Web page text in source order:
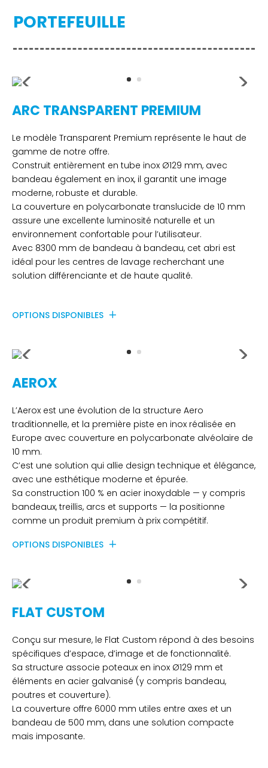
PORTEFEUILLE
ARC TRANSPARENT PREMIUM
Le modèle Transparent Premium représente le haut de
gamme de notre offre.
Construit entièrement en tube inox Ø129 mm, avec
bandeau également en inox, il garantit une image
moderne, robuste et durable.
La couverture en polycarbonate translucide de 10 mm
assure une excellente luminosité naturelle et un
environnement confortable pour l’utilisateur.
Avec 8300 mm de bandeau à bandeau, cet abri est
idéal pour les centres de lavage recherchant une
solution différenciante et de haute qualité.
OPTIONS DISPONIBLES
AEROX
L’Aerox est une évolution de la structure Aero
traditionnelle, et la première piste en inox réalisée en
Europe avec couverture en polycarbonate alvéolaire de
10 mm.
C’est une solution qui allie design technique et élégance,
avec une esthétique moderne et épurée.
Sa construction 100 % en acier inoxydable — y compris
bandeaux, treillis, arcs et supports — la positionne
comme un produit premium à prix compétitif.
OPTIONS DISPONIBLES
FLAT CUSTOM
Conçu sur mesure, le Flat Custom répond à des besoins
spécifiques d’espace, d’image et de fonctionnalité.
Sa structure associe poteaux en inox Ø129 mm et
éléments en acier galvanisé (y compris bandeau,
poutres et couverture).
La couverture offre 6000 mm utiles entre axes et un
bandeau de 500 mm, dans une solution compacte
mais imposante.